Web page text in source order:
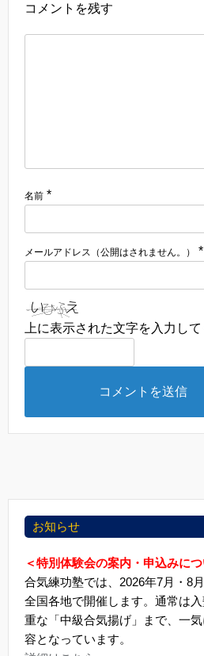
コメントを残す
名前 *
メールアドレス（公開はされません。） *
上に表示された文字を入力して
お知らせ
＜特別体験会の案内・申込みにつ
合気練功塾では、2026年7月・8
全国各地で開催します。通常は
重な「中級合気揚げ」まで、一
容となっています。